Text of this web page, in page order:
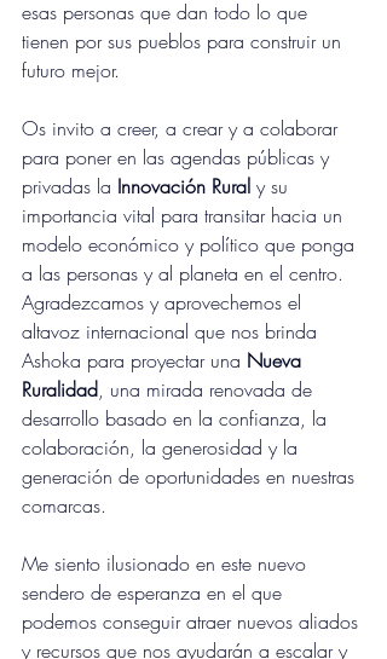
esas personas que dan todo lo que
tienen por sus pueblos para construir un
futuro mejor.
Os invito a creer, a crear y a colaborar
para poner en las agendas públicas y
privadas la Innovación Rural y su
importancia vital para transitar hacia un
modelo económico y político que ponga
a las personas y al planeta en el centro.
Agradezcamos y aprovechemos el
altavoz internacional que nos brinda
Ashoka para proyectar una Nueva
Ruralidad, una mirada renovada de
desarrollo basado en la confianza, la
colaboración, la generosidad y la
generación de oportunidades en nuestras
comarcas.
Me siento ilusionado en este nuevo
sendero de esperanza en el que
podemos conseguir atraer nuevos aliados
y recursos que nos ayudarán a escalar y